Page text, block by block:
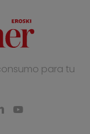
para tu